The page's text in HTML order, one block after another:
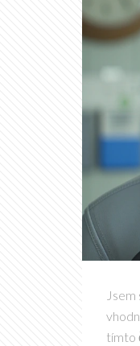
tímto